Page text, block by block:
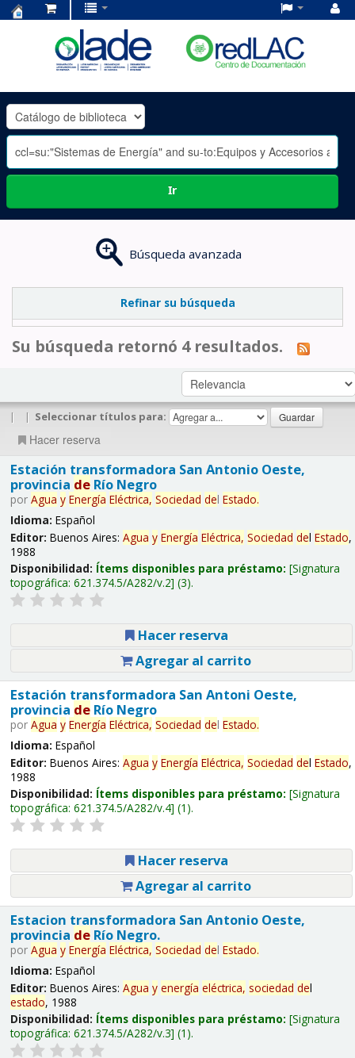
OLADE
-
Ir
Búsqueda avanzada
Refinar su búsqueda
Su búsqueda retornó 4 resultados.
| | Seleccionar títulos para:
Hacer reserva
Estación transformadora San Antonio Oeste,
provincia deRío Negro
por Agua y Energía Eléctrica, Sociedad del Estado.
Idioma: Español
Editor: Buenos Aires: Agua y Energía Eléctrica, Sociedad del Estado,
1988
Disponibilidad: Ítems disponibles para préstamo: Signatura
topográfica: 621.374.5/A282/v.2 (3).
Hacer reserva
Agregar al carrito
Estación transformadora San Antoni Oeste,
provincia deRío Negro
por Agua y Energía Eléctrica, Sociedad del Estado.
Idioma: Español
Editor: Buenos Aires: Agua y Energía Eléctrica, Sociedad del Estado,
1988
Disponibilidad: Ítems disponibles para préstamo: Signatura
topográfica: 621.374.5/A282/v.4 (1).
Hacer reserva
Agregar al carrito
Estacion transformadora San Antonio Oeste,
provincia deRío Negro.
por Agua y Energía Eléctrica, Sociedad del Estado.
Idioma: Español
Editor: Buenos Aires: Agua y energía eléctrica, sociedad del
estado, 1988
Disponibilidad: Ítems disponibles para préstamo: Signatura
topográfica: 621.374.5/A282/v.3 (1).